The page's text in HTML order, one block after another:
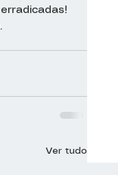
Ver tudo